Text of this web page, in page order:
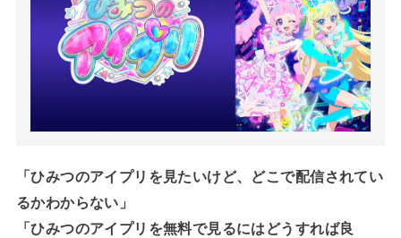
「ひみつのアイプリを見たいけど、どこで配信されてい
るかわからない」
「ひみつのアイプリを無料で見るにはどうすれば良